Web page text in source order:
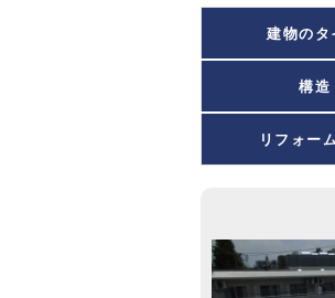
建物のタ
構造
リフォー